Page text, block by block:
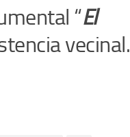
“El
vecinal.